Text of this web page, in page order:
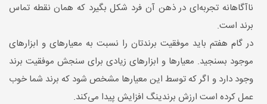
ناآگاهانه تجربه‌ای در ذهن آن فرد شکل بگیرد که همان نقطه تماس
برند است.
در گام هفتم باید موفقیت برندتان را نسبت به معیارهای و ابزارهای
موجود بسنجید. معیارها و ابزارهای زیادی برای سنجش موفقیت برند
وجود دارد و اگر که توسط این معیارها مشخص شود که برند شما خوب
عمل کرده است ارزش برندینگ افزایش پیدا می‌کند.